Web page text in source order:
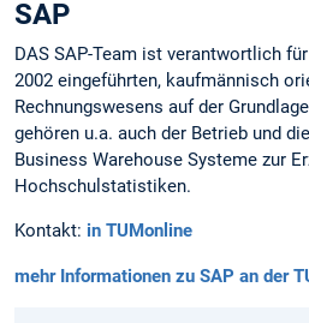
SAP
DAS SAP-Team ist verantwortlich
2002 eingeführten, kaufmännisch
Rechnungswesens auf der
gehören u.a. auch der Betrieb und
Business Warehouse Systeme zur
Hochschulstatistiken.
Kontakt: in TUMonline
mehr Informationen zu SAP an der